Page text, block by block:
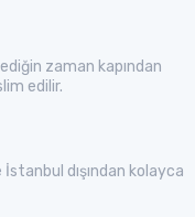
zaman kapından
edilir.
dışından kolayca